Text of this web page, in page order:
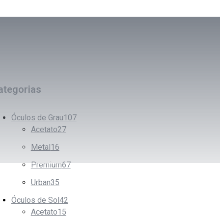
Óculos de Grau107
Acetato27
Metal 16
Premium67
Urban35
Óculos de Sol 42
Acetato15